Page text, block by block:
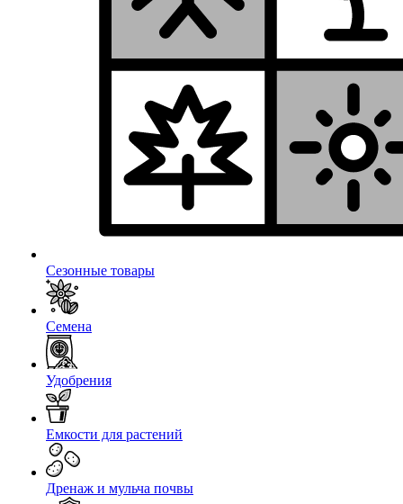
Сезонные товары
Семена
Удобрения
Емкости для растений
Дренаж и мульча почвы